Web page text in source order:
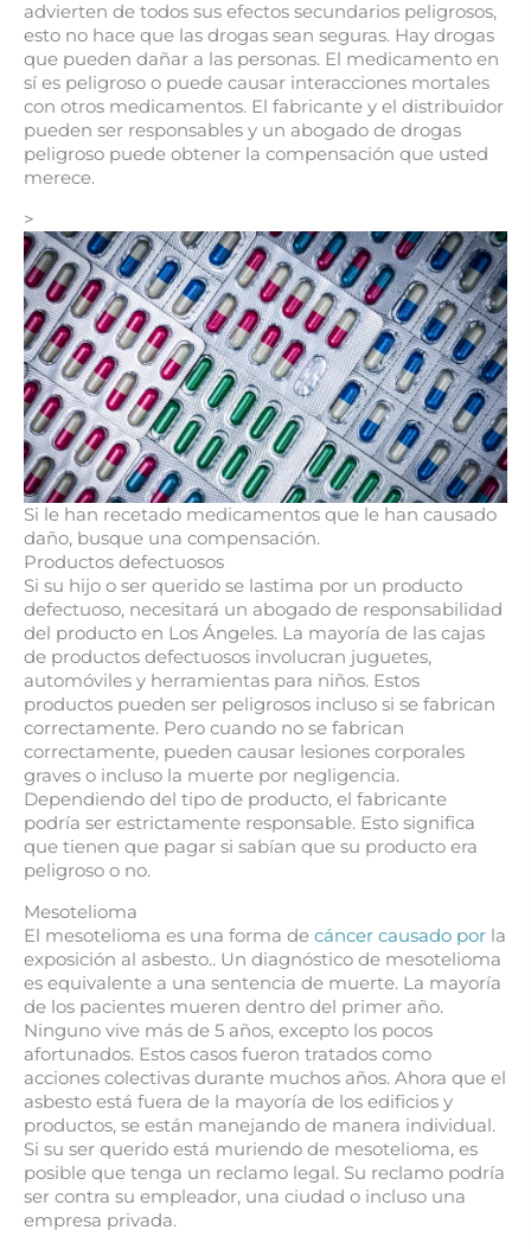
advierten de todos sus efectos secundarios peligrosos,
esto no hace que las drogas sean seguras. Hay drogas
que pueden dañar a las personas. El medicamento en
sí es peligroso o puede causar interacciones mortales
con otros medicamentos. El fabricante y el distribuidor
pueden ser responsables y un abogado de drogas
peligroso puede obtener la compensación que usted
merece.
>
Si le han recetado medicamentos que le han causado
daño, busque una compensación.
Productos defectuosos
Si su hijo o ser querido se lastima por un producto
defectuoso, necesitará un abogado de responsabilidad
del producto en Los Ángeles. La mayoría de las cajas
de productos defectuosos involucran juguetes,
automóviles y herramientas para niños. Estos
productos pueden ser peligrosos incluso si se fabrican
correctamente. Pero cuando no se fabrican
correctamente, pueden causar lesiones corporales
graves o incluso la muerte por negligencia.
Dependiendo del tipo de producto, el fabricante
podría ser estrictamente responsable. Esto significa
que tienen que pagar si sabían que su producto era
peligroso o no.
Mesotelioma
El mesotelioma es una forma de cáncer causado por la
exposición al asbesto.. Un diagnóstico de mesotelioma
es equivalente a una sentencia de muerte. La mayoría
de los pacientes mueren dentro del primer año.
Ninguno vive más de 5 años, excepto los pocos
afortunados. Estos casos fueron tratados como
acciones colectivas durante muchos años. Ahora que el
asbesto está fuera de la mayoría de los edificios y
productos, se están manejando de manera individual.
Si su ser querido está muriendo de mesotelioma, es
posible que tenga un reclamo legal. Su reclamo podría
ser contra su empleador, una ciudad o incluso una
empresa privada.